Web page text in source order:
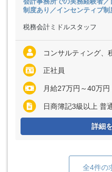
制度あり／インセンティブ
税務会計ミドルスタッフ
コンサルティング、
正社員
月給27万円～40万円 ※経験・能力など考慮の上、決定いたします
日商簿記3級以上 普
詳細
全4件の